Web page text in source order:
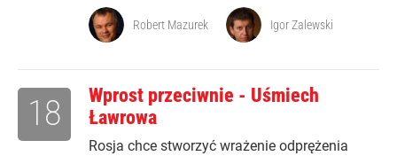
Robert Mazurek Igor Zalewski
Wprost przeciwnie - Uśmiech
Ławrowa
Rosja chce stworzyć wrażenie odprężenia
18